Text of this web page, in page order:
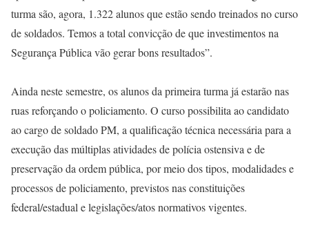
turma são, agora, 1.322 alunos que estão sendo treinados no curso
de soldados. Temos a total convicção de que investimentos na
Segurança Pública vão gerar bons resultados”.
Ainda neste semestre, os alunos da primeira turma já estarão nas
ruas reforçando o policiamento. O curso possibilita ao candidato
ao cargo de soldado PM, a qualificação técnica necessária para a
execução das múltiplas atividades de polícia ostensiva e de
preservação da ordem pública, por meio dos tipos, modalidades e
processos de policiamento, previstos nas constituições
federal/estadual e legislações/atos normativos vigentes.